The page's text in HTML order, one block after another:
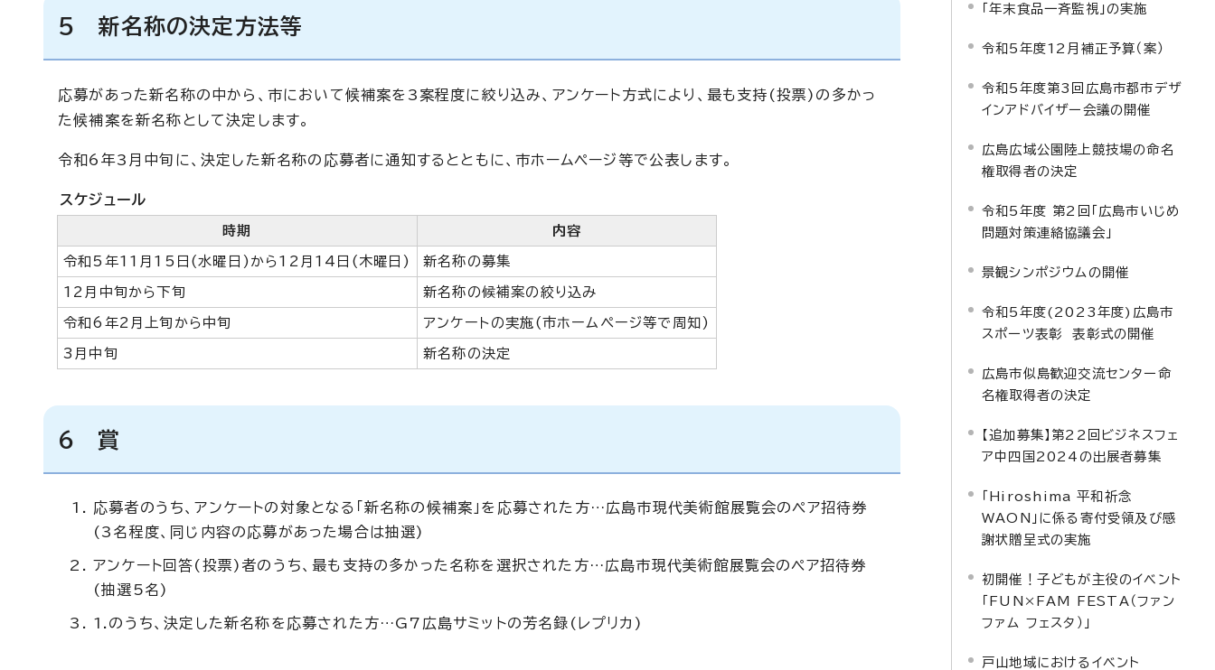
5 新名称の決定方法等
応募があった新名称の中から、市において候補案を3案程度に絞り込み、アンケート方式により、最も支持(投票)の多かっ
た候補案を新名称として決定します。
令和6年3月中旬に、決定した新名称の応募者に通知するとともに、市ホームページ等で公表します。
スケジュール
時期 内容
令和5年11月15日(水曜日)から12月14日(木曜日) 新名称の募集
12月中旬から下旬 新名称の候補案の絞り込み
令和6年2月上旬から中旬 アンケートの実施(市ホームページ等で周知)
3月中旬 新名称の決定
6 賞
応募者のうち、アンケートの対象となる「新名称の候補案」を応募された方…広島市現代美術館展覧会のペア招待券
(3名程度、同じ内容の応募があった場合は抽選)
アンケート回答(投票)者のうち、最も支持の多かった名称を選択された方…広島市現代美術館展覧会のペア招待券
(抽選5名)
1.のうち、決定した新名称を応募された方…G7広島サミットの芳名録(レプリカ)
「年末食品一斉監視」の実施
令和5年度12月補正予算（案）
令和5年度第3回広島市都市デザ
インアドバイザー会議の開催
広島広域公園陸上競技場の命名
権取得者の決定
令和5年度 第2回「広島市いじめ
問題対策連絡協議会」
景観シンポジウムの開催
令和5年度(2023年度)広島市
スポーツ表彰 表彰式の開催
広島市似島歓迎交流センター命
名権取得者の決定
【追加募集】第22回ビジネスフェ
ア中四国2024の出展者募集
「Hiroshima 平和祈念
WAON」に係る寄付受領及び感
謝状贈呈式の実施
初開催！子どもが主役のイベント
「FUN×FAM FESTA（ファン
ファム フェスタ）」
戸山地域におけるイベント